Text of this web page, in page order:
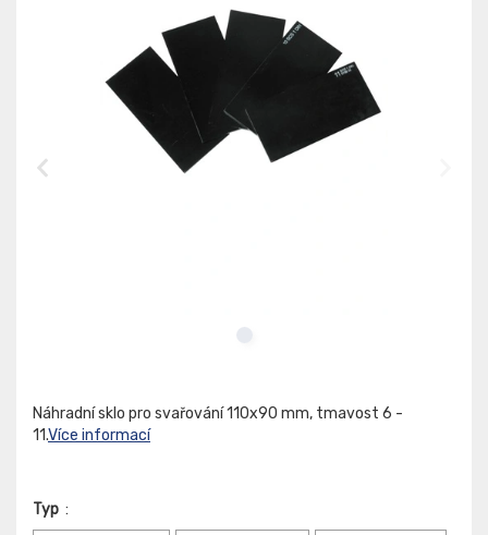
Náhradní sklo pro svařování 110x90 mm, tmavost 6 -
11.Více informací
Typ :